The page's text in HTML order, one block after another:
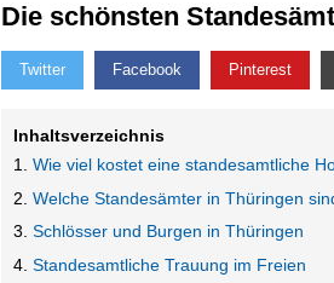
Die schönsten
Twitter Facebook Pinterest
Inhaltsverzeichnis
Wie viel kostet eine standesamtliche
Welche Standesämter in Thüringen
Schlösser und Burgen in Thüringen
Standesamtliche Trauung im Freien